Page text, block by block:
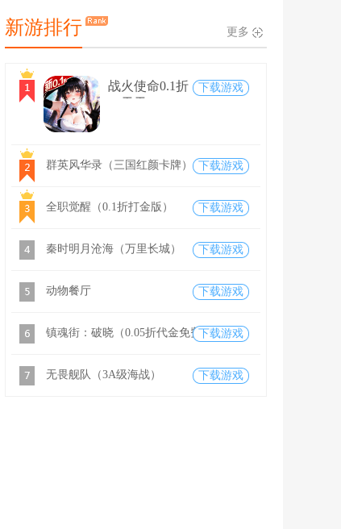
新游排行 更多
战火使命0.1折
（天天648）
下载游戏
群英风华录（三国红颜卡牌） 下载游戏
全职觉醒（0.1折打金版） 下载游戏
秦时明月沧海（万里长城） 下载游戏
动物餐厅 下载游戏
镇魂街：破晓（0.05折代金免费版）
下载游戏
无畏舰队（3A级海战） 下载游戏